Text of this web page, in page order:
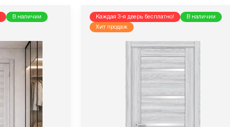
В наличии
Каждая 3-я дверь бесплатно!
В наличии
Хит продаж